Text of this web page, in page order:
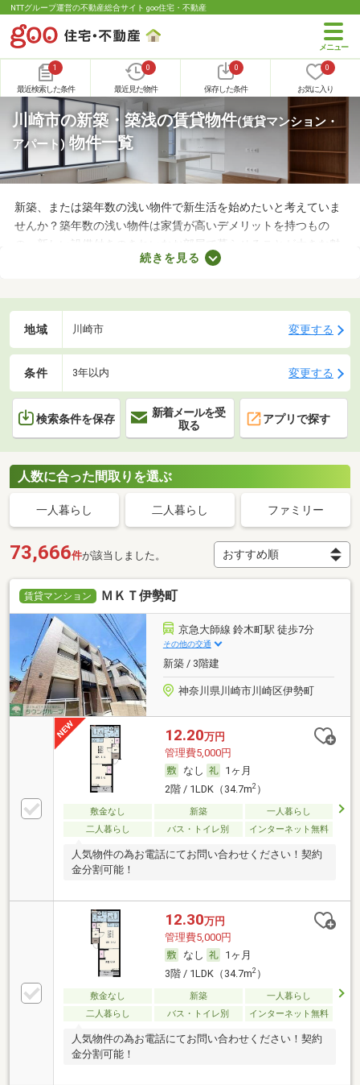
NTTグループ運営の不動産総合サイト goo住宅・不動産
1
最近検索した条件
0
最近見た物件
0
保存した条件
0
お気に入り
川崎市の新築・築浅の賃貸物件(賃貸マンション・
アパート) 物件一覧
新築、または築年数の浅い物件で新生活を始めたいと考えていま
せんか？築年数の浅い物件は家賃が高いデメリットを持つもの
の、新しい設備付きのきれいなお部屋で暮らせることが大きな魅
力。なかには家賃を抑えた物件もあるので、無理なく借りられる
なるお部屋を見つけてみてください。
続きを見る
地域 川崎市 変更する
条件 3年以内 変更する
検索条件を保存
新着メールを受
取る
アプリで探す
人数に合った間取りを選ぶ
一人暮らし 二人暮らし ファミリー
73,666件が該当しました。
賃貸マンション ＭＫＴ伊勢町
京急大師線 鈴木町駅 徒歩7分
その他の交通
新築 / 3階建
神奈川県川崎市川崎区伊勢町
12.20万円
管理費5,000円
なし
1ヶ月
2階 / 1LDK（34.7m2）
敷金なし 新築
一人暮らし
二人暮らし
バス・トイレ別 インターネット無料
人気物件の為お電話にてお問い合わせください！契約
金分割可能！
12.30万円
管理費5,000円
なし
1ヶ月
3階 / 1LDK（34.7m2）
敷金なし 新築
一人暮らし
二人暮らし
バス・トイレ別 インターネット無料
人気物件の為お電話にてお問い合わせください！契約
金分割可能！